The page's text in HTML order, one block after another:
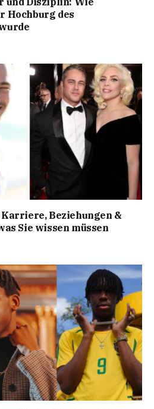
Hochburg des
Beziehungen &
Sie wissen müssen